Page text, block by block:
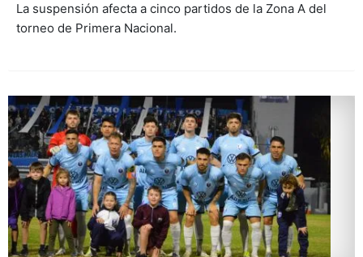
La suspensión afecta a cinco partidos de la Zona A del
torneo de Primera Nacional.